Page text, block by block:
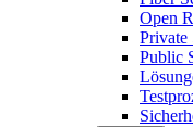
Open
Private
Public